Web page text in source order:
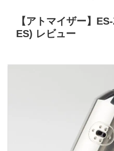
【アトマイザー】
ES) レビュー